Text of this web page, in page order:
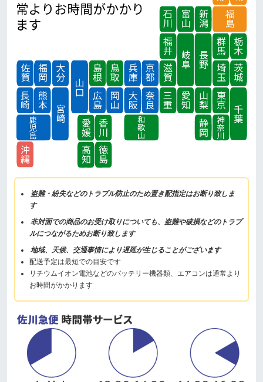
盗難・紛失などのトラブル防止のため置き配指定はお断り致しま
す
非対面での商品のお受け取りについても、盗難や破損などのトラブ
ルにつながるためお断り致します
地域、天候、交通事情により遅延が生じることがございます
配送予定は最短での目安です
リチウムイオン電池などのバッテリー機器類、エアコンは通常より
お時間がかかります